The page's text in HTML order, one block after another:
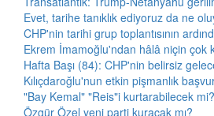
Evet, tarihe tanıklık ediyoruz da ne
CHP'nin tarihi grup toplantısının
Ekrem İmamoğlu'ndan hâlâ niçin çok
Hafta Başı (84): CHP'nin belirsiz
Kılıçdaroğlu'nun etkin pişmanlık
"Bay Kemal" "Reis"i kurtarabilecek mi?
Özgür Özel yeni parti kuracak mı?